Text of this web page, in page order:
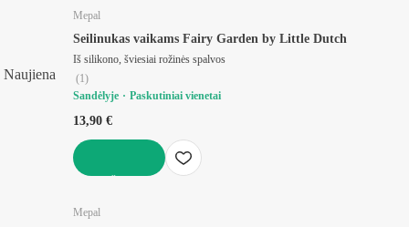
Naujiena
Mepal
Seilinukas vaikams Fairy Garden by Little Dutch
Iš silikono, šviesiai rožinės spalvos
(1)
Sandėlyje
Paskutiniai vienetai
13,90 €
Mepal